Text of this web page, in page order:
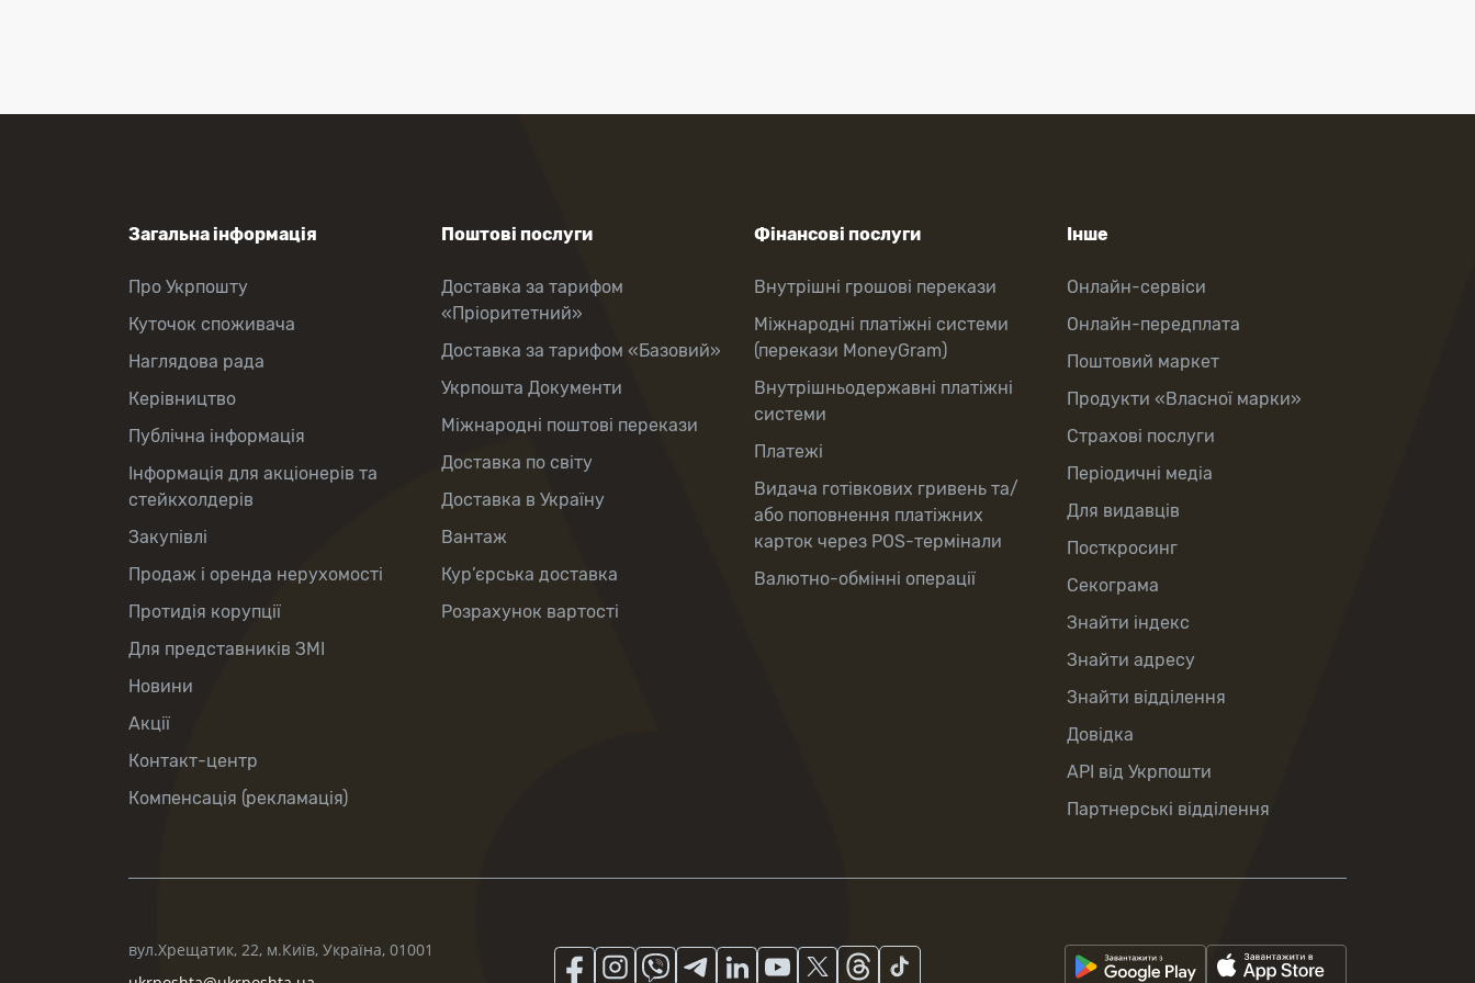
Загальна інформація
Про Укрпошту
Куточок споживача
Наглядова рада
Керівництво
Публічна інформація
Інформація для акціонерів та
стейкхолдерів
Закупівлі
Продаж і оренда нерухомості
Протидія корупції
Для представників ЗМІ
Новини
Акції
Контакт-центр
Компенсація (рекламація)
Поштові послуги
Доставка за тарифом
«Пріоритетний»
Доставка за тарифом «Базовий»
Укрпошта Документи
Міжнародні поштові перекази
Доставка по світу
Доставка в Україну
Вантаж
Кур’єрська доставка
Розрахунок вартості
Фінансові послуги
Внутрішні грошові перекази
Міжнародні платіжні системи
(перекази MoneyGram)
Внутрішньодержавні платіжні
системи
Платежі
Видача готівкових гривень та/
або поповнення платіжних
карток через POS-термінали
Валютно-обмінні операції
Інше
Онлайн-сервіси
Онлайн-передплата
Поштовий маркет
Продукти «Власної марки»
Страхові послуги
Періодичні медіа
Для видавців
Посткросинг
Секограма
Знайти індекс
Знайти адресу
Знайти відділення
Довідка
API від Укрпошти
Партнерські відділення
вул.Хрещатик, 22, м.Київ, Україна, 01001